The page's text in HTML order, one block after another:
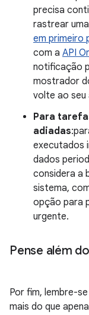
precisa
rastrear
em primeiro
com a API
notificação
mostrador
volte ao seu
Para
adiadas
executados
dados
considera a
sistema,
opção para
urgente.
Pense além
Por fim, lembre-
mais do que